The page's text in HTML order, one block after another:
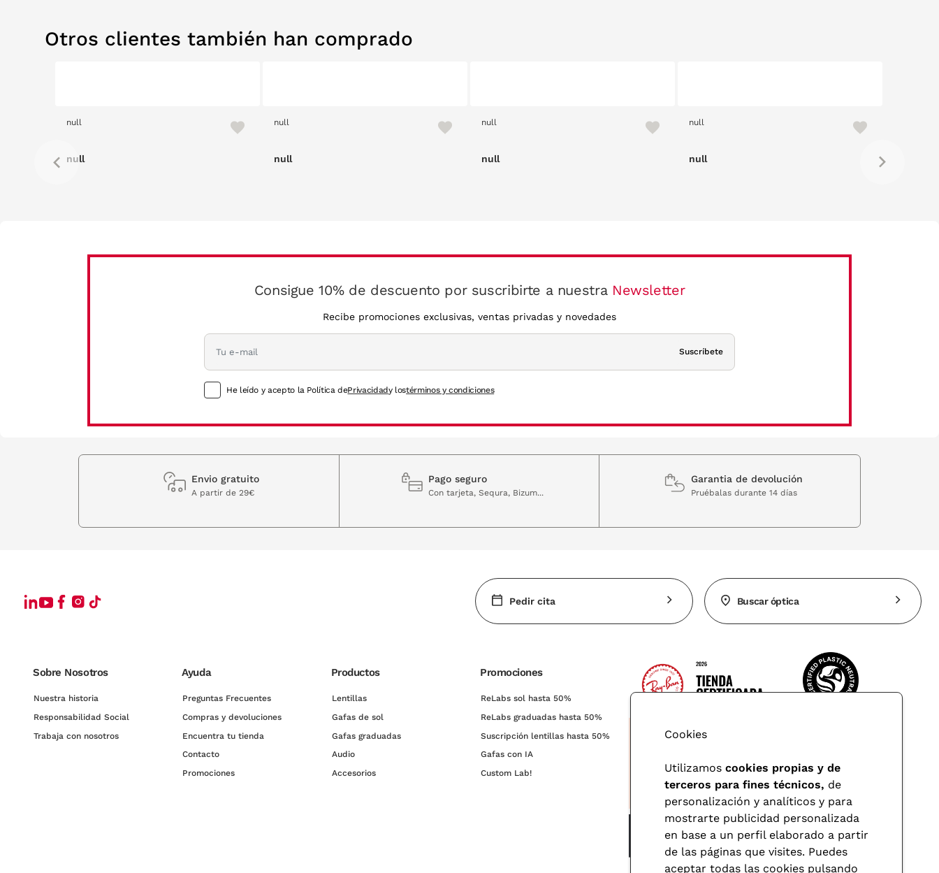
Otros clientes también han comprado
null
null
null
null
null
null
null
null
Consigue 10% de descuento por suscribirte a nuestra Newsletter
Recibe promociones exclusivas, ventas privadas y novedades
Suscríbete
He leído y acepto la Política dePrivacidady lostérminos y condiciones
Envio gratuito
A partir de 29€
Pago seguro
Con tarjeta, Sequra, Bizum...
Garantia de devolución
Pruébalas durante 14 días
Pedir cita Buscar óptica
Sobre Nosotros
Nuestra historia
Responsabilidad Social
Trabaja con nosotros
Ayuda
Preguntas Frecuentes
Compras y devoluciones
Encuentra tu tienda
Contacto
Promociones
Productos
Lentillas
Gafas de sol
Gafas graduadas
Audio
Accesorios
Promociones
ReLabs sol hasta 50%
ReLabs graduadas hasta 50%
Suscripción lentillas hasta 50%
Gafas con IA
Custom Lab!
Cookies
Utilizamos cookies propias y de
terceros para fines técnicos, de
personalización y analíticos y para
mostrarte publicidad personalizada
en base a un perfil elaborado a partir
de las páginas que visites. Puedes
aceptar todas las cookies pulsando